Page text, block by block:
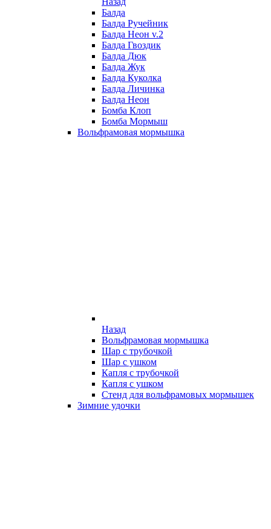
Балда
Балда Ручейник
Балда Неон v.2
Балда Гвоздик
Балда Дюк
Балда Жук
Балда Куколка
Балда Личинка
Балда Неон
Бомба Клоп
Бомба Мормыш
Вольфрамовая мормышка
Назад
Вольфрамовая мормышка
Шар с трубочкой
Шар с ушком
Капля с трубочкой
Капля с ушком
Стенд для вольфрамовых мормышек
Зимние удочки